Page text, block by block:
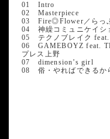
01 Intro
02 Masterpiece
03 Fire◎Flower／らっ
04 神繰コミュニケイシ
05 テクノブレイク feat.
06 GAMEBOYZ feat.
プレス上野
07 dimension’s girl
08 俗・やればできるか